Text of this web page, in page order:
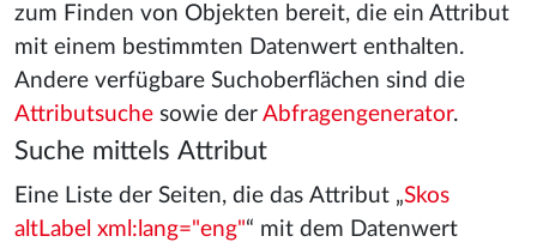
zum Finden von Objekten bereit, die ein Attribut
mit einem bestimmten Datenwert enthalten.
Andere verfügbare Suchoberflächen sind die
Attributsuche sowie der Abfragengenerator.
Suche mittels Attribut
Eine Liste der Seiten, die das Attribut „Skos
altLabel xml:lang="eng"“ mit dem Datenwert